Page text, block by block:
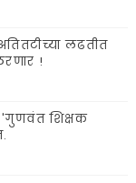
लढतीत
!
'गुणवंत शिक्षक